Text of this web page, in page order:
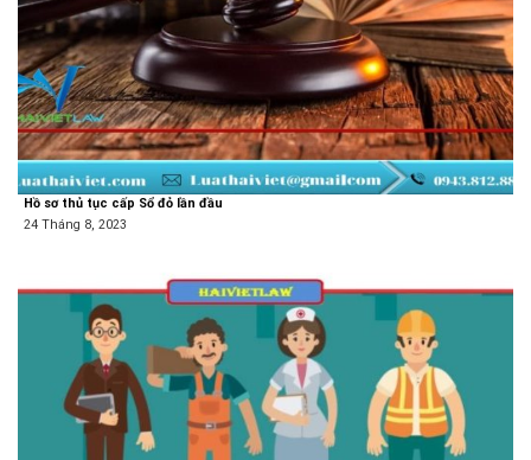
Hồ sơ thủ tục cấp Sổ đỏ lần đầu
24 Tháng 8, 2023